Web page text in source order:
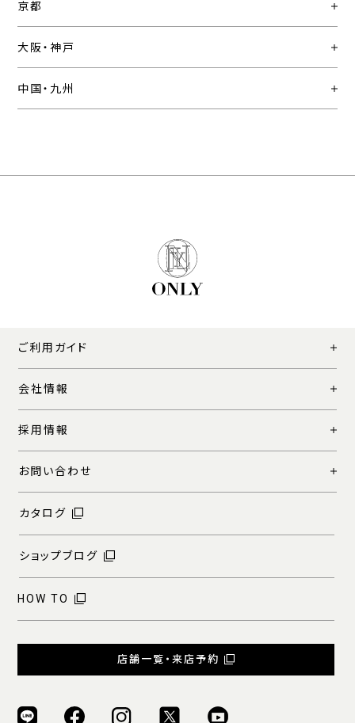
京都
大阪・神戸
中国・九州
ご利用ガイド
会社情報
採用情報
お問い合わせ
カタログ
ショップブログ
HOW TO
店舗一覧・来店予約